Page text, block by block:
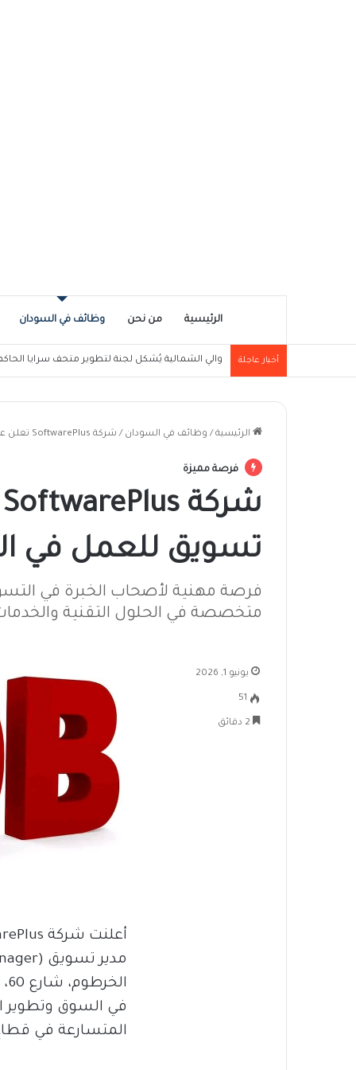
الرئيسية من نحن وظائف في السودان
أخبار عاجلة والي الشمالية يُشكل لجنة لتطوير متحف سرايا الحاكم
الرئيسية / وظائف في السودان / شركة SoftwarePlus تعلن عن وظيفة مدير تسويق للعمل في الخرطوم
فرصة مميزة
تسويق للعمل في
فرصة مهنية لأصحاب الخبرة في
متخصصة في الحلول التقنية
في السوق وتطوير
المتسارعة في
يونيو 1, 2026
51